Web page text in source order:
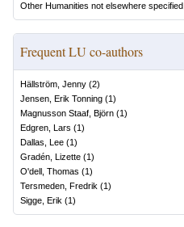
Other Humanities not elsewhere specified
Frequent LU co-authors
Hällström, Jenny (2)
Jensen, Erik Tonning (1)
Magnusson Staaf, Björn (1)
Edgren, Lars (1)
Dallas, Lee (1)
Gradén, Lizette (1)
O'dell, Thomas (1)
Tersmeden, Fredrik (1)
Sigge, Erik (1)